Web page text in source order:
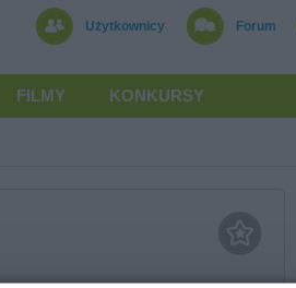
Użytkownicy Forum
FILMY KONKURSY